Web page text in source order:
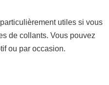
utiles si vous
de collants. Vous pouvez
ou par occasion.